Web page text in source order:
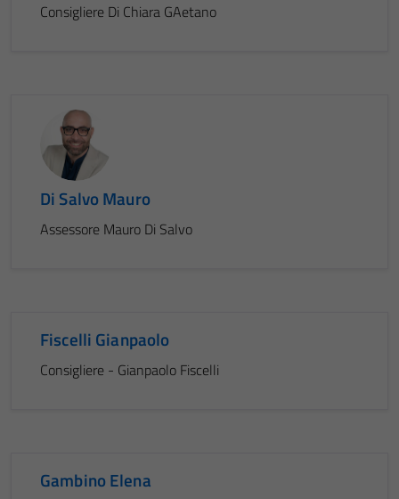
Consigliere Di Chiara GAetano
Di Salvo Mauro
Assessore Mauro Di Salvo
Fiscelli Gianpaolo
Consigliere - Gianpaolo Fiscelli
Gambino Elena